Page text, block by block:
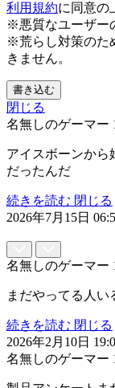
利用規約に同意の
※悪質なユーザー
※荒らし対策のた
きません。
書き込む
閉じる
名無しのゲーマー
アイスボーンから
だったんだ
続きを読む 閉じる
2026年7月15日
名無しのゲーマー
まだやってる人い
続きを読む 閉じる
2026年2月10日
名無しのゲーマー